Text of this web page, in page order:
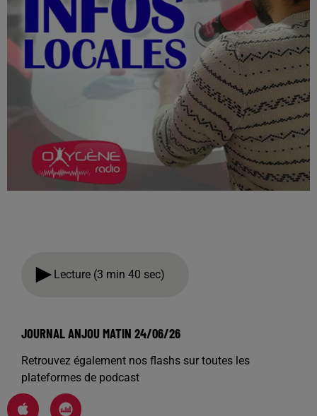
Lecture (3 min 40 sec)
JOURNAL ANJOU MATIN 24/06/26
Retrouvez également nos flashs sur toutes les
plateformes de podcast